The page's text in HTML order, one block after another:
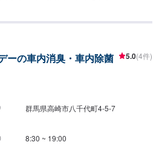
車時のお支払い<代車について>ガレーヂマ
お気軽にご相談ください。※代車の燃料代は
決済などをご希望の方は事前にお申し付け
ーの車内消臭・車内除菌 5.0(4件)
群馬県高崎市八千代町4-5-7
8:30 ~ 19:00